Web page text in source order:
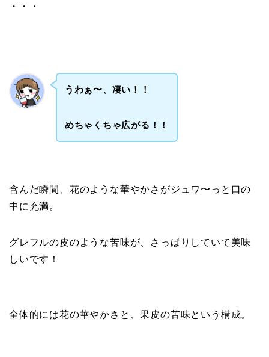
・・・
うわぁ〜、凄い！！
めちゃくちゃ広がる！！
含んだ瞬間、花のような華やかさがジュワ〜っと口の
中に充満。
グレフルの皮のような苦味が、さっぱりしていて美味
しいです！
全体的には花の華やかさと、果皮の苦味という構成。